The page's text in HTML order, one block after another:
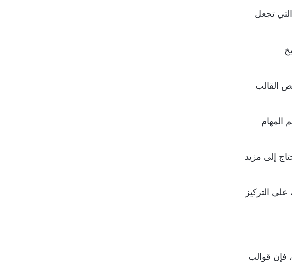
تجعل
القالب
المهام
إلى مزيد
التركيز
فإن قوالب